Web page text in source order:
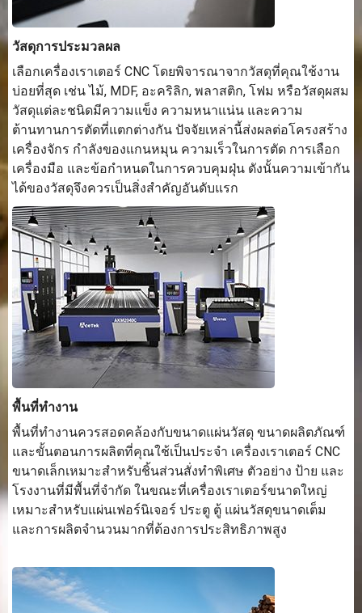
วัสดุการประมวลผล
เลือกเครื่องเราเตอร์ CNC โดยพิจารณาจากวัสดุที่คุณใช้งาน
บ่อยที่สุด เช่น ไม้, MDF, อะคริลิก, พลาสติก, โฟม หรือวัสดุผสม
วัสดุแต่ละชนิดมีความแข็ง ความหนาแน่น และความ
ต้านทานการตัดที่แตกต่างกัน ปัจจัยเหล่านี้ส่งผลต่อโครงสร้าง
เครื่องจักร กำลังของแกนหมุน ความเร็วในการตัด การเลือก
เครื่องมือ และข้อกำหนดในการควบคุมฝุ่น ดังนั้นความเข้ากัน
ได้ของวัสดุจึงควรเป็นสิ่งสำคัญอันดับแรก
พื้นที่ทำงาน
พื้นที่ทำงานควรสอดคล้องกับขนาดแผ่นวัสดุ ขนาดผลิตภัณฑ์
และขั้นตอนการผลิตที่คุณใช้เป็นประจำ เครื่องเราเตอร์ CNC
ขนาดเล็กเหมาะสำหรับชิ้นส่วนสั่งทำพิเศษ ตัวอย่าง ป้าย และ
โรงงานที่มีพื้นที่จำกัด ในขณะที่เครื่องเราเตอร์ขนาดใหญ่
เหมาะสำหรับแผ่นเฟอร์นิเจอร์ ประตู ตู้ แผ่นวัสดุขนาดเต็ม
และการผลิตจำนวนมากที่ต้องการประสิทธิภาพสูง